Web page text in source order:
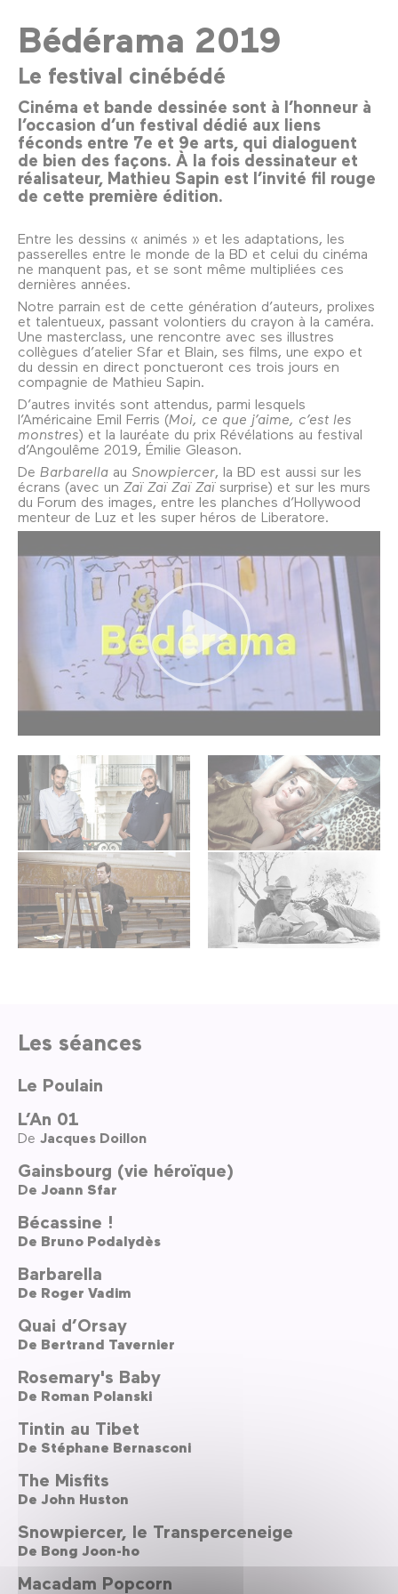
Bédérama 2019
Le festival cinébédé
Cinéma et bande dessinée sont à l’honneur à
l’occasion d’un festival dédié aux liens
féconds entre 7e et 9e arts, qui dialoguent
de bien des façons. À la fois dessinateur et
réalisateur, Mathieu Sapin est l’invité fil rouge
de cette première édition.
Entre les dessins « animés » et les adaptations, les
passerelles entre le monde de la BD et celui du cinéma
ne manquent pas, et se sont même multipliées ces
dernières années.
Notre parrain est de cette génération d’auteurs, prolixes
et talentueux, passant volontiers du crayon à la caméra.
Une masterclass, une rencontre avec ses illustres
collègues d’atelier Sfar et Blain, ses films, une expo et
du dessin en direct ponctueront ces trois jours en
compagnie de Mathieu Sapin.
D’autres invités sont attendus, parmi lesquels
l’Américaine Emil Ferris (Moi, ce que j’aime, c’est les
monstres) et la lauréate du prix Révélations au festival
d’Angoulême 2019, Émilie Gleason.
De Barbarella au Snowpiercer, la BD est aussi sur les
écrans (avec un Zaï Zaï Zaï Zaïsurprise) et sur les murs
du Forum des images, entre les planches d’Hollywood
menteur de Luz et les super héros de Liberatore.
Les séances
Le Poulain
L’An 01
De Jacques Doillon
Gainsbourg (vie héroïque)
De Joann Sfar
Bécassine !
De Bruno Podalydès
Barbarella
De Roger Vadim
Quai d’Orsay
De Bertrand Tavernier
Rosemary's Baby
De Roman Polanski
Tintin au Tibet
De Stéphane Bernasconi
The Misfits
De John Huston
Snowpiercer, le Transperceneige
De Bong Joon-ho
Macadam Popcorn